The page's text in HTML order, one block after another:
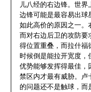
儿八经的右边锋。世
边锋可能是最容易出球
如此高价的原因之一。
而对右边后卫的攻防要
得位置重叠，而拉什福
时候倒是能拉开宽度
优势能够发挥得最佳，
禁区内才最有威胁。卢
的问题还不是触球，